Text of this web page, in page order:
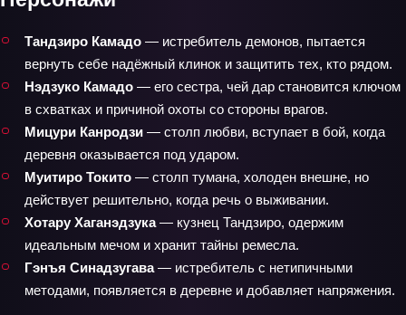
Тандзиро Камадо — истребитель демонов, пытается
вернуть себе надёжный клинок и защитить тех, кто рядом.
Нэдзуко Камадо — его сестра, чей дар становится ключом
в схватках и причиной охоты со стороны врагов.
Мицури Канродзи — столп любви, вступает в бой, когда
деревня оказывается под ударом.
Муитиро Токито — столп тумана, холоден внешне, но
действует решительно, когда речь о выживании.
Хотару Хаганэдзука— кузнец Тандзиро, одержим
идеальным мечом и хранит тайны ремесла.
Гэнъя Синадзугава— истребитель с нетипичными
методами, появляется в деревне и добавляет напряжения.